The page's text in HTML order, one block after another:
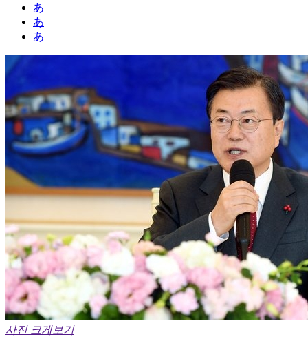
あ
あ
あ
사진 크게보기